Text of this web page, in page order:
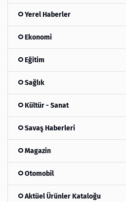
Yerel Haberler
Ekonomi
Eğitim
Sağlık
Kültür - Sanat
Savaş Haberleri
Magazin
Otomobil
Aktüel Ürünler Kataloğu